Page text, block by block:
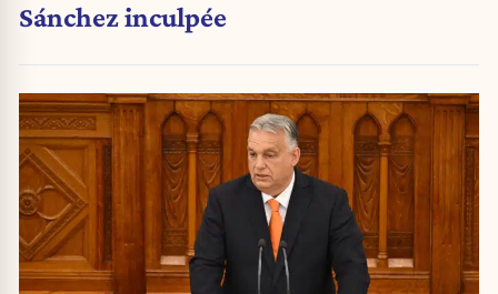
Sánchez inculpée